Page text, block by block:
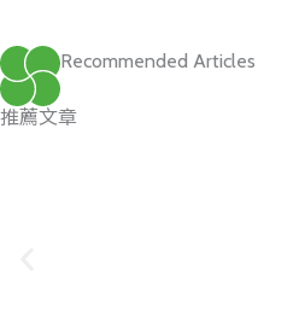
Recommended Articles
推薦文章